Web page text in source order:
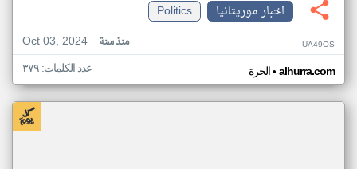
اخبار موريتانيا
Politics
Oct 03, 2024
منذ سنة UA49OS
الحرة• alhurra.com عدد الكلمات: ٣٧٩